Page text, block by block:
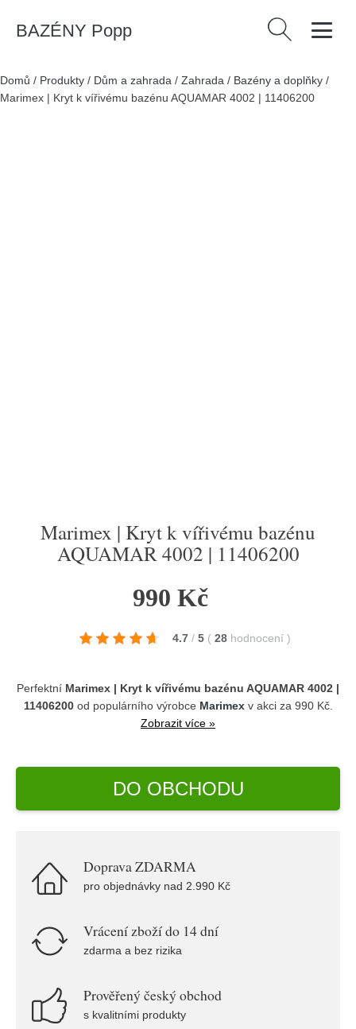
BAZÉNY Popp Vyhledávání
Domů / Produkty / Dům a zahrada / Zahrada / Bazény a doplňky /
Marimex | Kryt k vířivému bazénu AQUAMAR 4002 | 11406200
Marimex | Kryt k vířivému bazénu
AQUAMAR 4002 | 11406200
990 Kč
4.7 / 5 ( 28 hodnocení )
Perfektní Marimex | Kryt k vířivému bazénu AQUAMAR 4002 |
11406200od populárního výrobce Marimexv akci za 990 Kč.
Zobrazit více »
DO OBCHODU
Doprava ZDARMA
pro objednávky nad 2.990 Kč
Vrácení zboží do 14 dní
zdarma a bez rizika
Prověřený český obchod
s kvalitními produkty